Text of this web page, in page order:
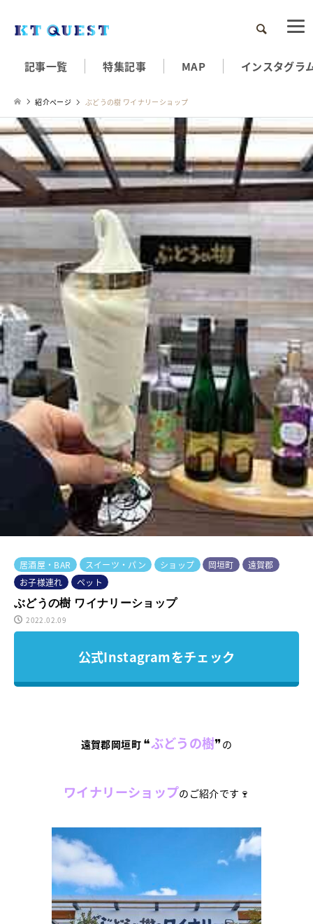
検索
記事一覧 特集記事 MAP インスタグラ
紹介ページ ぶどうの樹 ワイナリーショップ
居酒屋・BAR スイーツ・パン ショップ 岡垣町
遠賀郡
お子様連れ
ペット
ぶどうの樹 ワイナリーショップ
2022.02.09
公式Instagramをチェック
遠賀郡岡垣町 ❝ぶどうの樹❞の
ワイナリーショップのご紹介です🍷